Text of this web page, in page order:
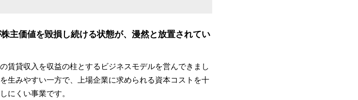
主価値を毀損し続ける状態が、漫然と放置されてい
賃貸収入を収益の柱とするビジネスモデルを営んできまし
生みやすい一方で、上場企業に求められる資本コストを十
にくい事業です。